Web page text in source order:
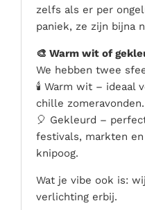
zelfs als er per
paniek, ze zijn bijna
🎨 Warm wit of
We hebben twee
🕯️ Warm wit – ideaal
chille zomeravonden.
🎈 Gekleurd –
festivals, markten
knipoog.
Wat je vibe ook is:
verlichting erbij.